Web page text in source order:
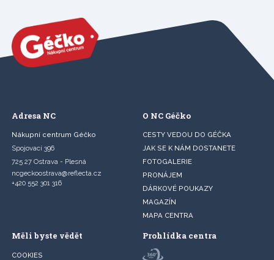
Adresa NC
Nákupní centrum Géčko
Spojovací 396
725 27 Ostrava - Plesná
ncgeckoostrava@reflecta.cz
+420 552 301 316
O NC Géčko
CESTY VEDOU DO GÉČKA
JAK SE K NÁM DOSTANETE
FOTOGALERIE
PRONÁJEM
DÁRKOVÉ POUKAZY
MAGAZÍN
MAPA CENTRA
Měli byste vědět
COOKIES
Prohlídka centra